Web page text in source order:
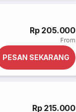
Rp 205.000
From
PESAN SEKARANG
Rp 215.000